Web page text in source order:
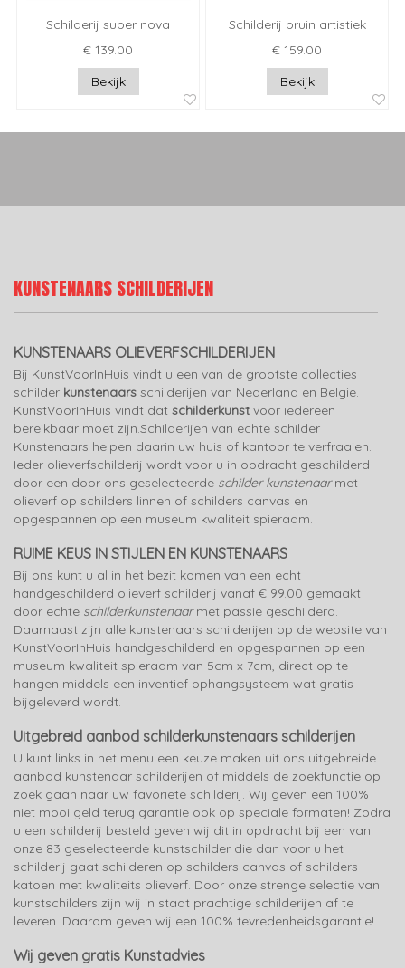
Schilderij super nova
€ 139.00
Bekijk
Schilderij bruin artistiek
€ 159.00
Bekijk
KUNSTENAARS SCHILDERIJEN
KUNSTENAARS OLIEVERFSCHILDERIJEN
Bij KunstVoorInHuis vindt u een van de grootste collecties
schilder kunstenaars schilderijen van Nederland en Belgie.
KunstVoorInHuis vindt dat schilderkunst voor iedereen
bereikbaar moet zijn.Schilderijen van echte schilder
Kunstenaars helpen daarin uw huis of kantoor te verfraaien.
Ieder olieverfschilderij wordt voor u in opdracht geschilderd
door een door ons geselecteerde schilder kunstenaarmet
olieverf op schilders linnen of schilders canvas en
opgespannen op een museum kwaliteit spieraam.
RUIME KEUS IN STIJLEN EN KUNSTENAARS
Bij ons kunt u al in het bezit komen van een echt
handgeschilderd olieverf schilderij vanaf € 99.00 gemaakt
door echte schilderkunstenaarmet passie geschilderd.
Daarnaast zijn alle kunstenaars schilderijen op de website van
KunstVoorInHuis handgeschilderd en opgespannen op een
museum kwaliteit spieraam van 5cm x 7cm, direct op te
hangen middels een inventief ophangsysteem wat gratis
bijgeleverd wordt.
Uitgebreid aanbod schilderkunstenaars schilderijen
U kunt links in het menu een keuze maken uit ons uitgebreide
aanbod kunstenaar schilderijen of middels de zoekfunctie op
zoek gaan naar uw favoriete schilderij. Wij geven een 100%
niet mooi geld terug garantie ook op speciale formaten! Zodra
u een schilderij besteld geven wij dit in opdracht bij een van
onze 83 geselecteerde kunstschilder die dan voor u het
schilderij gaat schilderen op schilders canvas of schilders
katoen met kwaliteits olieverf. Door onze strenge selectie van
kunstschilders zijn wij in staat prachtige schilderijen af te
leveren. Daarom geven wij een 100% tevredenheidsgarantie!
Wij geven gratis Kunstadvies